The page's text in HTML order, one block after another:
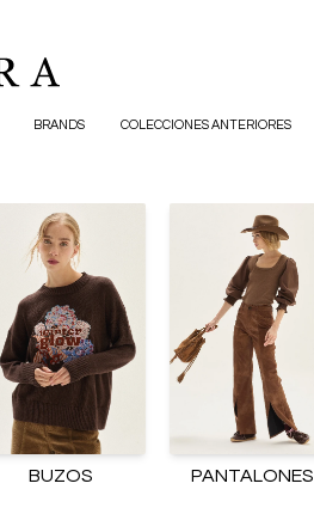
BRANDS COLECCIONES ANTERIORES
BUZOS PANTALONES